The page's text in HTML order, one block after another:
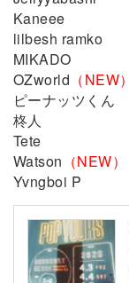
Kaneee
lilbesh ramko
MIKADO
OZworld （NEW）
ピーナッツくん
柊人
Tete
Watson （NEW）
Yvngboi P